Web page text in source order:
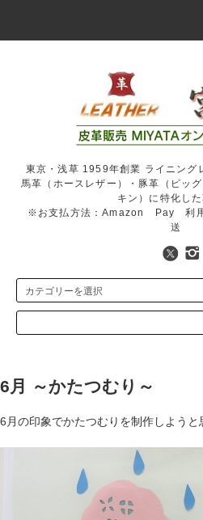
東京・浅草 1959年創業 ライニング
馬革（ホースレザー）・豚革（ピッ
キン）に特化し
※お支払方法：Amazon Pay 利
送
6月 ～かたつむり～
6月の印象でかたつむりを制作しようと